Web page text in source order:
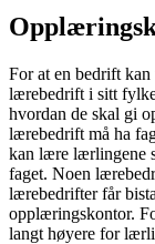
For at en bedrift
lærebedrift i sitt
hvordan de skal gi
lærebedrift må ha
kan lære lærlingene
faget. Noen
lærebedrifter får
opplæringskontor.
langt høyere for